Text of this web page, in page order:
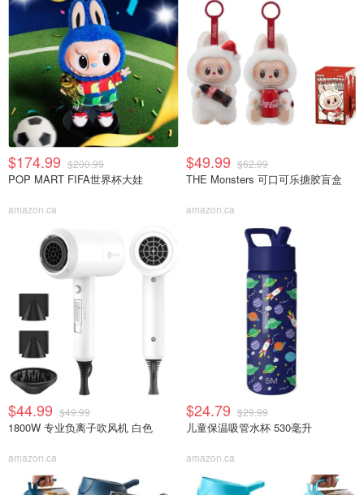
$174.99 $200.99
POP MART FIFA世界杯大娃
amazon.ca
$49.99 $62.99
THE Monsters 可口可乐搪胶盲盒
amazon.ca
$44.99 $49.99
1800W 专业负离子吹风机 白色
amazon.ca
$24.79 $29.99
儿童保温吸管水杯 530毫升
amazon.ca